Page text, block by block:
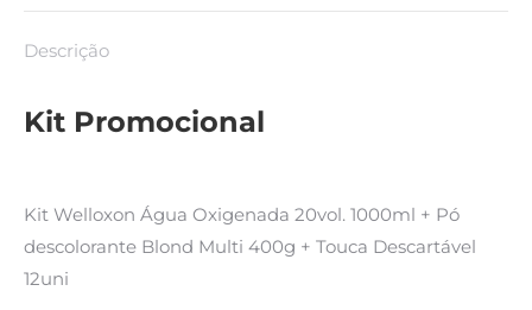
Descrição
Kit Promocional
Kit Welloxon Água Oxigenada 20vol. 1000ml + Pó
descolorante Blond Multi 400g + Touca Descartável
12uni